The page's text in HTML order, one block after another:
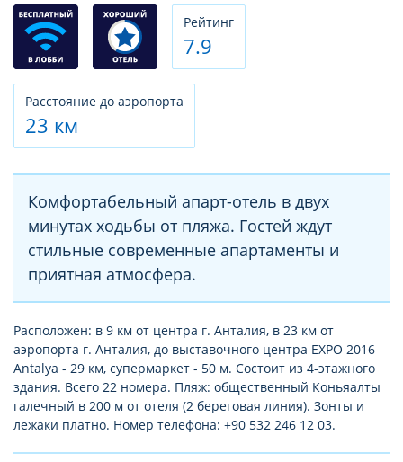
Рeйтинг
7.9
Расстояние до аэропорта
23 км
Комфортабельный апарт-отель в двух
минутах ходьбы от пляжа. Гостей ждут
стильные современные апартаменты и
приятная атмосфера.
Расположен: в 9 км от центра г. Анталия, в 23 км от
аэропорта г. Анталия, до выставочного центра EXPO 2016
Antalya - 29 км, супермаркет - 50 м. Состоит из 4-этажного
здания. Всего 22 номера. Пляж: общественный Коньяалты
галечный в 200 м от отеля (2 береговая линия). Зонты и
лежаки платно. Номер телефона: +90 532 246 12 03.